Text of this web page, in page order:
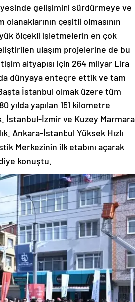
gelişimini sürdürmeye ve
çeşitli olmasının
ölçekli işletmelerin en çok
ulaşım projelerine de bu
altyapısı için 264 milyar Lira
dünyaya entegre ettik ve tam
İstanbul olmak üzere tüm
yılda yapılan 151 kilometre
İstanbul-İzmir ve Kuzey Marmara
Ankara-İstanbul Yüksek Hızlı
Merkezinin ilk etabını açarak
konuştu.